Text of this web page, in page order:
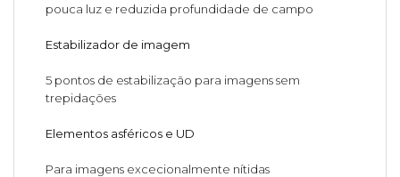
pouca luz e reduzida profundidade de campo
Estabilizador de imagem
5 pontos de estabilização para imagens sem
trepidações
Elementos asféricos e UD
Para imagens excecionalmente nítidas